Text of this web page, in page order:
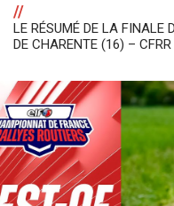
//
LE RÉSUMÉ DE LA FINALE
DE CHARENTE (16) – CFRR